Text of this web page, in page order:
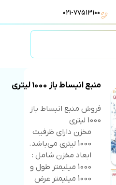
۰۲۱-۷۷۵۱۳۱۰۰
منبع انبساط باز 1000 لیتری
فروش منبع انبساط باز
1000 لیتری
مخزن دارای ظرفیت
1000 لیتری می‌باشد.
ابعاد مخزن شامل :
1000 میلیمتر طول و
1000 میلیمتر عرض